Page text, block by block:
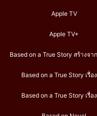
Apple TV
Apple TV+
Based on a True Story สร้างจาก
Based on a True Story เรื่อ
Based on a True Story เรื่อ